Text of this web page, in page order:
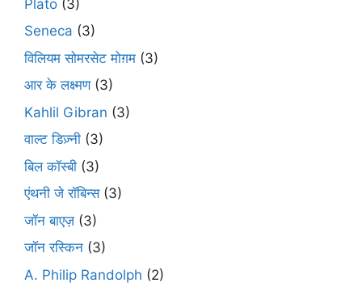
Plato (3)
Seneca (3)
विलियम सोमरसेट मोग़म (3)
आर के लक्ष्मण(3)
Kahlil Gibran (3)
वाल्ट डिज़्नी (3)
बिल कॉस्बी (3)
एंथनी जे रॉबिन्स(3)
जॉन बाएज़ (3)
जॉन रस्किन (3)
A. Philip Randolph (2)